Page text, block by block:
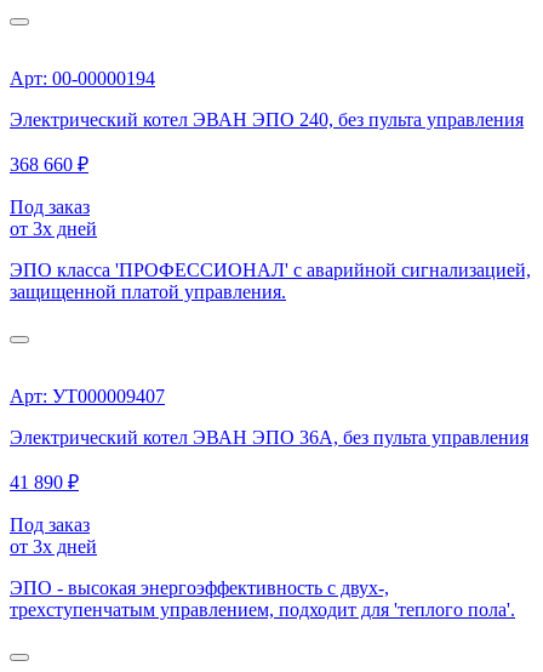
Арт: 00-00000194
Электрический котел ЭВАН ЭПО 240, без пульта управления
368 660 ₽
Под заказ
от 3х дней
ЭПО класса 'ПРОФЕССИОНАЛ' с аварийной сигнализацией,
защищенной платой управления.
Арт: УТ000009407
Электрический котел ЭВАН ЭПО 36А, без пульта управления
41 890 ₽
Под заказ
от 3х дней
ЭПО - высокая энергоэффективность с двух-,
трехступенчатым управлением, подходит для 'теплого пола'.